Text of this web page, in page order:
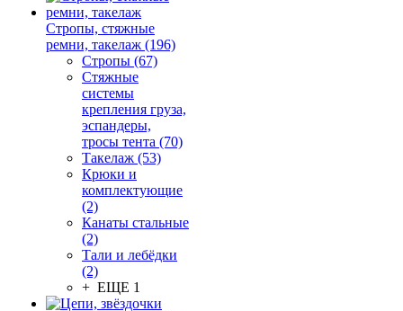
Стропы, стяжные
ремни, такелаж (196)
Стропы (67)
Стяжные
системы
крепления груза,
эспандеры,
тросы тента (70)
Такелаж (53)
Крюки и
комплектующие
(2)
Канаты стальные
(2)
Тали и лебёдки
(2)
+ ЕЩЕ 1